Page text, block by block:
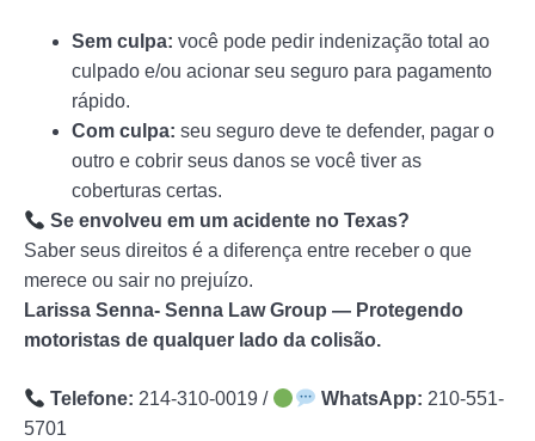
Sem culpa: você pode pedir indenização total ao
culpado e/ou acionar seu seguro para pagamento
rápido.
Com culpa: seu seguro deve te defender, pagar o
outro e cobrir seus danos se você tiver as
coberturas certas.
Se envolveu em um acidente no Texas?
Saber seus direitos é a diferença entre receber o que
merece ou sair no prejuízo.
Larissa Senna- Senna Law Group — Protegendo
motoristas de qualquer lado da colisão.
Telefone: 214-310-0019 / WhatsApp: 210-551-
5701